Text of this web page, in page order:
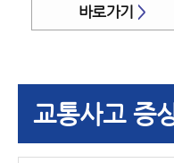
바로가기 >
교통사고 증